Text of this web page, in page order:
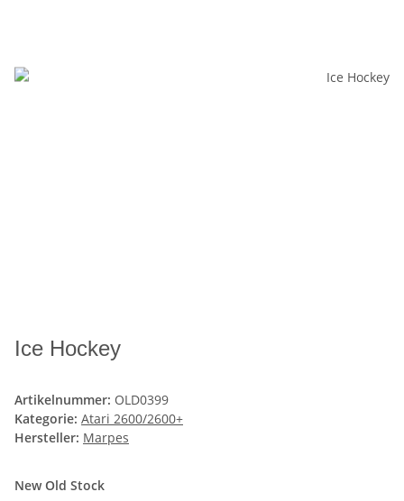
Ice Hockey
Artikelnummer: OLD0399
Kategorie: Atari 2600/2600+
Hersteller: Marpes
New Old Stock